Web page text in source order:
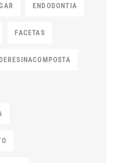
ENDODONTIA
FACETAS